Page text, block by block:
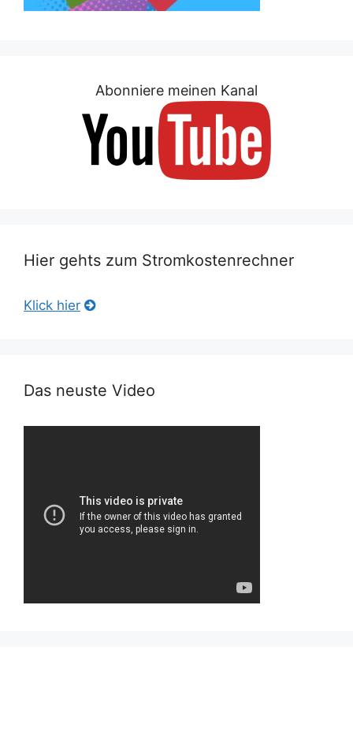
Abonniere meinen Kanal
Hier gehts zum Stromkostenrechner
Klick hier
Das neuste Video